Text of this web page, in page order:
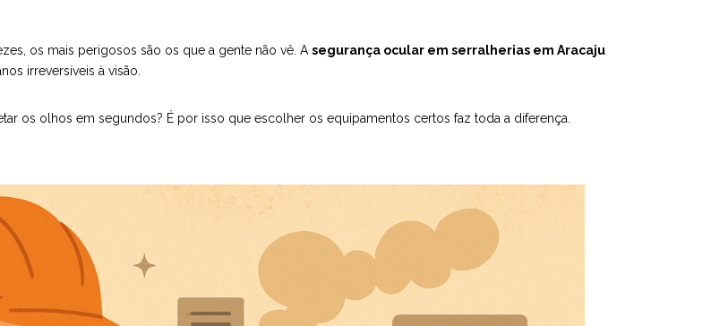
os mais perigosos são os que a gente não vê. A segurança ocular em serralherias em Aracaju
irreversíveis à visão.
os olhos em segundos? É por isso que escolher os equipamentos certos faz toda a diferença.